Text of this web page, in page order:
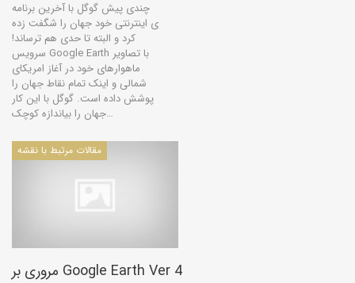
چندی پیش گوگل با آخرین برنامه
ی اینترنتی خود جهان را شگفت زده
کرد و البته تا حدی هم ترساند!
سرویس Google Earth با تصاویر
ماهوارهای خود در آغاز امریکای
شمالی و اینک تمام نقاط جهان را
پوشش داده است. گوگل با این کار
جهان را بیاندازه کوچک…
مقالات مرتبط با نقشه
مروری بر Google Earth Ver 4